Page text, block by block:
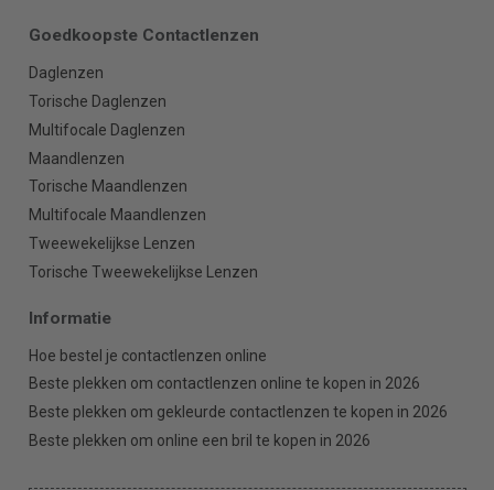
Goedkoopste Contactlenzen
Daglenzen
Torische Daglenzen
Multifocale Daglenzen
Maandlenzen
Torische Maandlenzen
Multifocale Maandlenzen
Tweewekelijkse Lenzen
Torische Tweewekelijkse Lenzen
Informatie
Hoe bestel je contactlenzen online
Beste plekken om contactlenzen online te kopen in 2026
Beste plekken om gekleurde contactlenzen te kopen in 2026
Beste plekken om online een bril te kopen in 2026